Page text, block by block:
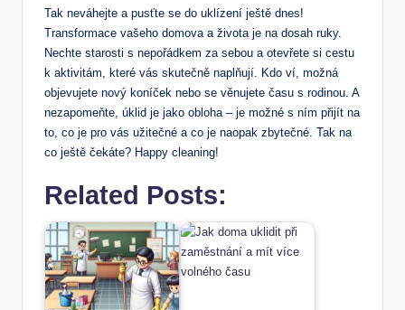
Tak neváhejte a pusťte se do uklízení ještě dnes!
Transformace vašeho domova a života je na dosah ruky.
Nechte starosti s nepořádkem za sebou a otevřete si cestu
k aktivitám, které vás skutečně naplňují. Kdo ví, možná
objevujete nový koníček nebo se věnujete času s rodinou. A
nezapomeňte, úklid je jako obloha – je možné s ním přijít na
to, co je pro vás užitečné a co je naopak zbytečné. Tak na
co ještě čekáte? Happy cleaning!
Related Posts: